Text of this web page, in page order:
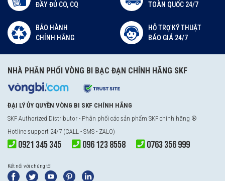
ĐẦY ĐỦ CO, CQ
TOÀN QUỐC 24/7
BẢO HÀNH
CHÍNH HÃNG
HỖ TRỢ KỸ THUẬT
BÁO GIÁ 24/7
NHÀ PHÂN PHỐI VÒNG BI BẠC ĐẠN CHÍNH HÃNG SKF
ĐẠI LÝ ỦY QUYỀN VÒNG BI SKF CHÍNH HÃNG
SKF Authorized Distributor - Phân phối các sản phẩm SKF chính hãng ®
Hotline support 24/7 (CALL - SMS - ZALO)
0921 345 345 096 123 8558 0763 356 999
Kết nối với chúng tôi